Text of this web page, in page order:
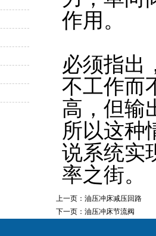
作用。
必须指出
不工作而
高，但输
所以这种
说系统实
率之街。
上一页： 油压冲床减压回路
下一页： 油压冲床节流阀